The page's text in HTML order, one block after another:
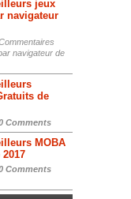
jeux
navigateur
navigateur de
de
Comments
MOBA
Comments